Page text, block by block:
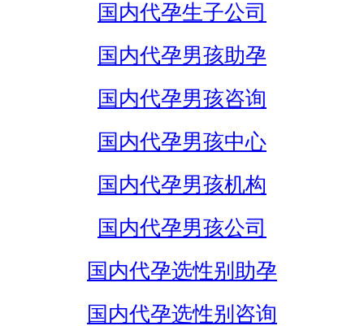
国内代孕生子公司
国内代孕男孩助孕
国内代孕男孩咨询
国内代孕男孩中心
国内代孕男孩机构
国内代孕男孩公司
国内代孕选性别助孕
国内代孕选性别咨询